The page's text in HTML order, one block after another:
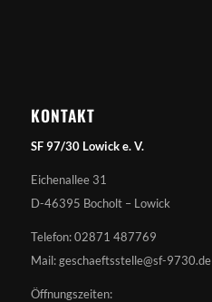
KONTAKT
SF 97/30 Lowick e. V.
Eichenallee 31
D-46395 Bocholt – Lowick
Telefon: 02871 487769
Mail: geschaeftsstelle@sf-9730.de
Öffnungszeiten: